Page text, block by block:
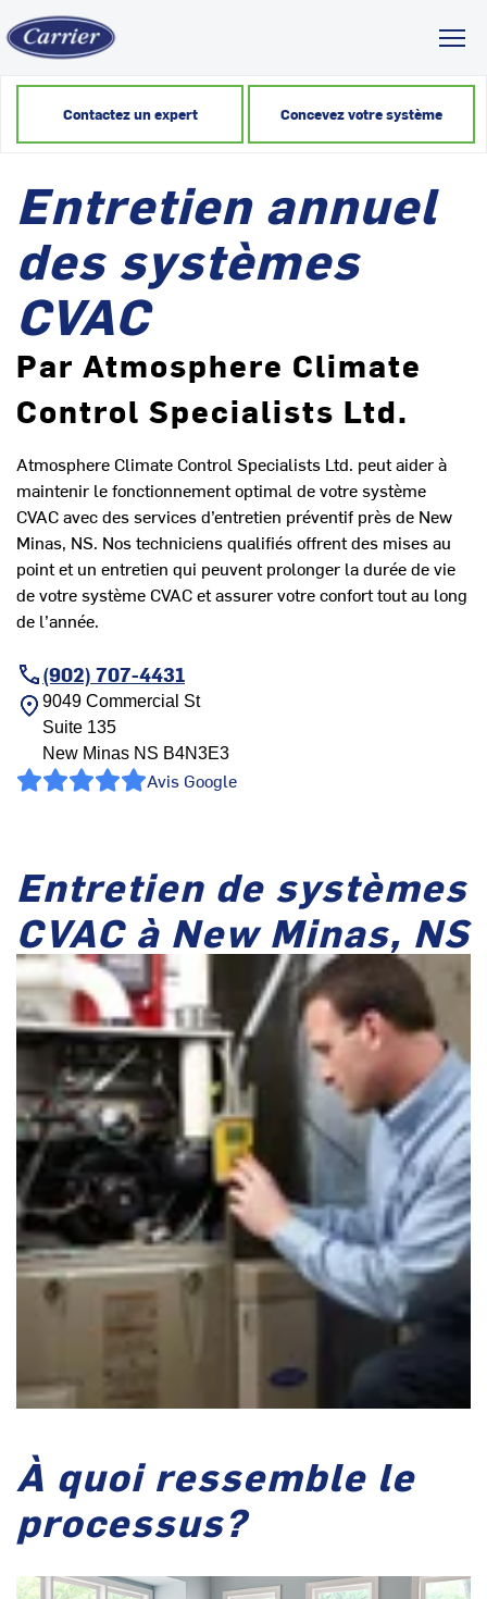
Contactez un expert Concevez votre système
Entretien annuel
des systèmes
CVAC
Par Atmosphere Climate
Control Specialists Ltd.
Atmosphere Climate Control Specialists Ltd. peut aider à
maintenir le fonctionnement optimal de votre système
CVAC avec des services d’entretien préventif près de New
Minas, NS. Nos techniciens qualifiés offrent des mises au
point et un entretien qui peuvent prolonger la durée de vie
de votre système CVAC et assurer votre confort tout au long
de l’année.
(902) 707-4431
9049 Commercial St
Suite 135
New Minas NS B4N3E3
Avis Google
Entretien de systèmes
CVAC à New Minas, NS
À quoi ressemble le
processus?